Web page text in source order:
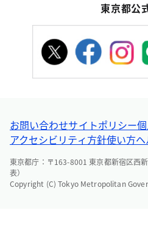
東京都公
お問い合わせサイトポリシー
アクセシビリティ方針使い方
東京都庁：〒163-8001 東京都新宿区西
表）
Copyright (C) Tokyo Metropolitan